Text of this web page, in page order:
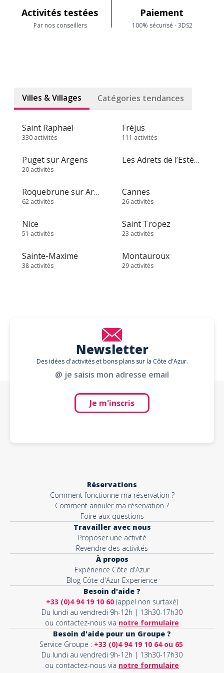
Activités testées
Par nos conseillers
Paiement
100% sécurisé - 3DS2
Villes & Villages Catégories tendances
Saint Raphaël
330 activités
Fréjus
111 activités
Puget sur Argens
20 activités
Les Adrets de l’Estérel
Roquebrune sur Argens
62 activités
Cannes
26 activités
Nice
51 activités
Saint Tropez
23 activités
Sainte-Maxime
38 activités
Montauroux
29 activités
Newsletter
Des idées d'activités et bons plans sur la Côte d'Azur.
@ je saisis mon adresse email
Je m'inscris
Réservations
Comment fonctionne ma réservation ?
Comment annuler ma réservation ?
Foire aux questions
Travailler avec nous
Proposer une activité
Revendre des activités
À propos
Expérience Côte d'Azur
Blog Côte d'Azur Experience
Besoin d'aide ?
+33 (0)4 94 19 10 60 (appel non surtaxé)
Du lundi au vendredi 9h-12h | 13h30-17h30
ou contactez-nous via notre formulaire
Besoin d'aide pour un Groupe ?
Service Groupe : +33 (0)4 94 19 10 64 ou 65
Du lundi au vendredi 9h-12h | 13h30-17h30
ou contactez-nous via notre formulaire